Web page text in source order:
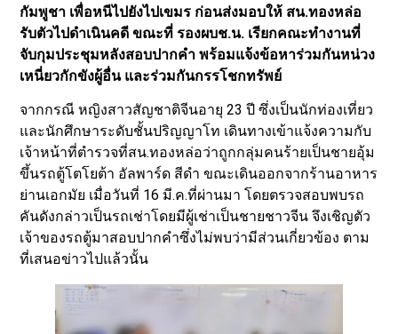
กัมพูชา เพื่อหนีไปยังไปเขมร ก่อนส่งมอบให้ สน.ทองหล่อ
รับตัวไปดำเนินคดี ขณะที่ รองผบช.น. เรียกคณะทำงานที่
จับกุมประชุมหลังสอบปากคำ พร้อมแจ้งข้อหาร่วมกันหน่วง
เหนี่ยวกักขังผู้อื่น และร่วมกันกรรโชกทรัพย์
จากกรณี หญิงสาวสัญชาติจีนอายุ 23 ปี ซึ่งเป็นนักท่องเที่ยว
และนักศึกษาระดับชั้นปริญญาโท เดินทางเข้าแจ้งความกับ
เจ้าหน้าที่ตำรวจที่สน.ทองหล่อว่าถูกกลุ่มคนร้ายเป็นชายอุ้ม
ขึ้นรถตู้โตโยต้า อัลพาร์ด สีดำ ขณะเดินออกจากร้านอาหาร
ย่านเอกมัย เมื่อวันที่ 16 มี.ค.ที่ผ่านมา โดยตรวจสอบพบรถ
คันดังกล่าวเป็นรถเช่าโดยมีผู้เช่าเป็นชายชาวจีน จึงเชิญตัว
เจ้าของรถตู้มาสอบปากคำซึ่งไม่พบว่ามีส่วนเกี่ยวข้อง ตาม
ที่เสนอข่าวไปแล้วนั้น